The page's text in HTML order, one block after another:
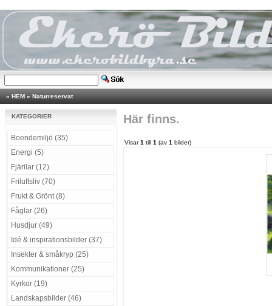
» HEM » Naturreservat
KATEGORIER
Boendemiljö (35)
Energi (5)
Fjärilar (12)
Friluftsliv (70)
Frukt & Grönt (8)
Fåglar (26)
Husdjur (49)
Idé & inspirationsbilder (37)
Insekter & småkryp (25)
Kommunikationer (25)
Kyrkor (19)
Landskapsbilder (46)
Här finns.
Visar1 till 1 (av 1 bilder)